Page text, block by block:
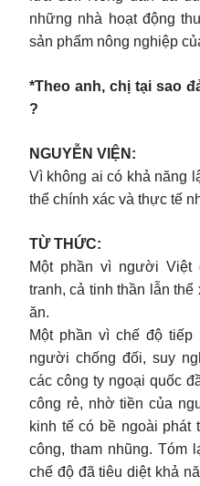
những nhà hoạt động
sản phẩm nông nghiệp
*Theo anh, chị tại sao
?
NGUYỄN VIỆN:
Vì không ai có khả năng
thể chính xác và thực tế
TỪ THỨC:
Một phần vì người Việt
tranh, cả tinh thần lẫn
ăn.
Một phần vì chế độ
người chống đối, suy
các công ty ngoại quốc
công rẻ, nhờ tiền của
kinh tế có bề ngoài phát
công, tham nhũng. Tóm
chế độ đã tiêu diệt khả